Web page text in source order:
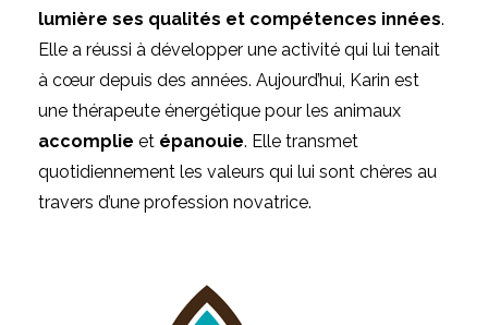
lumière ses qualités et compétences innées.
Elle a réussi à développer une activité qui lui tenait
à cœur depuis des années. Aujourd’hui, Karin est
une thérapeute énergétique pour les animaux
accomplie et épanouie. Elle transmet
quotidiennement les valeurs qui lui sont chères au
travers d’une profession novatrice.